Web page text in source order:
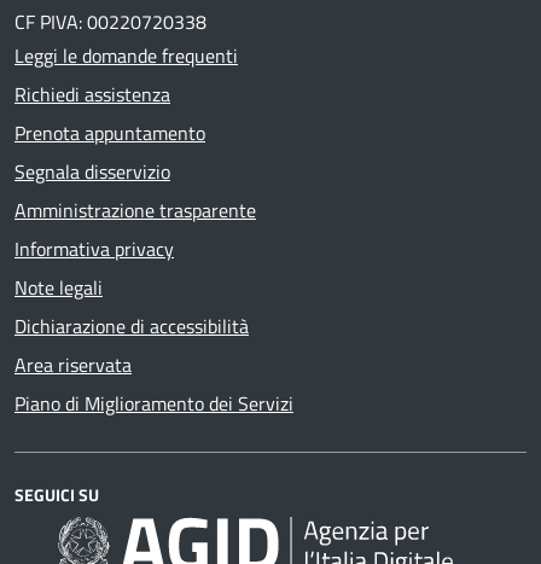
CF PIVA: 00220720338
Leggi le domande frequenti
Richiedi assistenza
Prenota appuntamento
Segnala disservizio
Amministrazione trasparente
Informativa privacy
Note legali
Dichiarazione di accessibilità
Area riservata
Piano di Miglioramento dei Servizi
SEGUICI SU